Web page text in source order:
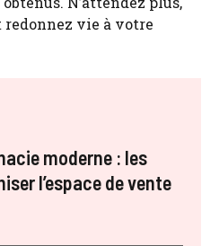
vie à votre
moderne : les
l’espace de vente